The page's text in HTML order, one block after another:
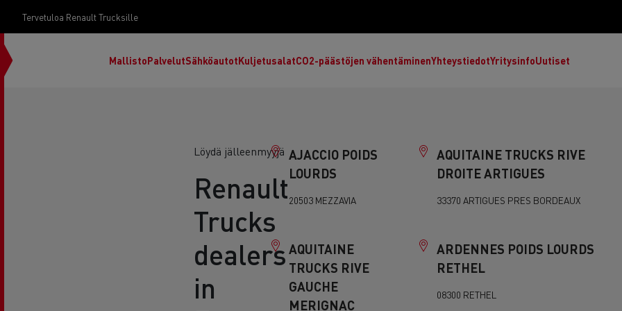
Tervetuloa Renault Trucksille
MallistoPalvelutSähköautot
Ajaminen sähkökuorma-autoilla
KuljetusalatCO2-päästöjen vähentäminen
Mikä vaihtoehtoisten polttoaineiden kuorma-
auto sopii yritykselleni?
Renault Trucks vähentää CO2-päästöjä
Mitä vaihtoehtoisia energialähteitä kuorma-
YhteystiedotYritysinfoUutiset
Löydä jälleenmyyjä
Renault
Trucks
dealers
in
AJACCIO POIDS
LOURDS
20503 MEZZAVIA
AQUITAINE TRUCKS RIVE
DROITE ARTIGUES
33370 ARTIGUES PRES BORDEAUX
AQUITAINE
TRUCKS RIVE
GAUCHE
MERIGNAC
ARDENNES POIDS LOURDS
RETHEL
08300 RETHEL